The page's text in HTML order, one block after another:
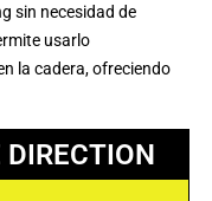
sin necesidad de
usarlo
la cadera, ofreciendo